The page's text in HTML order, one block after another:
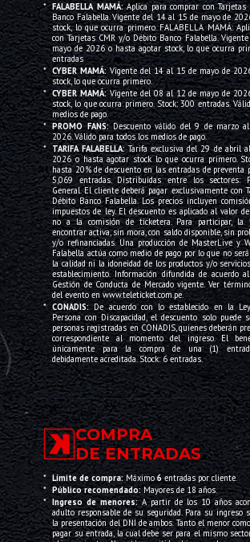
* FALABELLA MAMÁ:Aplica para comprar con Tarjetas
Banco Falabella. Vigente del 14 al 15 de mayo de
stock, lo que ocurra primero. FALABELLA MAMÁ:
con Tarjetas CMR y/o Débito Banco Falabella.
mayo de 2026 o hasta agotar stock, lo que ocurra
entradas
* CYBER MAMÁ:Vigente del 14 al 15 de mayo de
stock, lo que ocurra primero.
* CYBER MAMÁ:Vigente del 08 al 12 de mayo de
stock, lo que ocurra primero. Stock: 300 entradas.
medios de pago.
* PROMO FANS:Descuento válido del 9 de marzo
2026. Válido para todos los medios de pago.
* TARIFA FALABELLA:Tarifa exclusiva del 29 de abril
2026 o hasta agotar stock lo que ocurra primero.
hasta 20% de descuento en las entradas de preventa
5,069 entradas. Distribuidas entre los sectores:
General. El cliente deberá pagar exclusivamente con
Débito Banco Falabella. Los precios incluyen
impuestos de ley. El descuento es aplicado al valor
no a la comisión de ticketera. Para participar, la
encontrar activa, sin mora, con saldo disponible, sin
y/o refinanciadas. Una producción de MasterLive y
Falabella actúa como medio de pago por lo que no
la calidad ni la idoneidad de los productos y/o
establecimiento. Información difundida de acuerdo
Gestión de Conducta de Mercado vigente. Ver
del evento en www.teleticket.com.pe.
* CONADIS:De acuerdo con lo establecido en la
Persona con Discapacidad, el descuento solo puede
personas registradas en CONADIS, quienes deberán
correspondiente al momento del ingreso. El
únicamente para la compra de una (1)
debidamente acreditada. Stock: 6 entradas.
COMPRA
DE ENTRADAS
* Límite de compra: Máximo6entradas por cliente.
* Público recomendado:Mayores de 18 años.
* Ingreso de menores:A partir de los 10 años
adulto responsable de su seguridad. Para su ingreso
la presentación del DNI de ambos. Tanto el menor
pagar su entrada, la cual debe ser para el mismo